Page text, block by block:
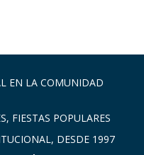
EN LA COMUNIDAD
FIESTAS POPULARES
DESDE 1997